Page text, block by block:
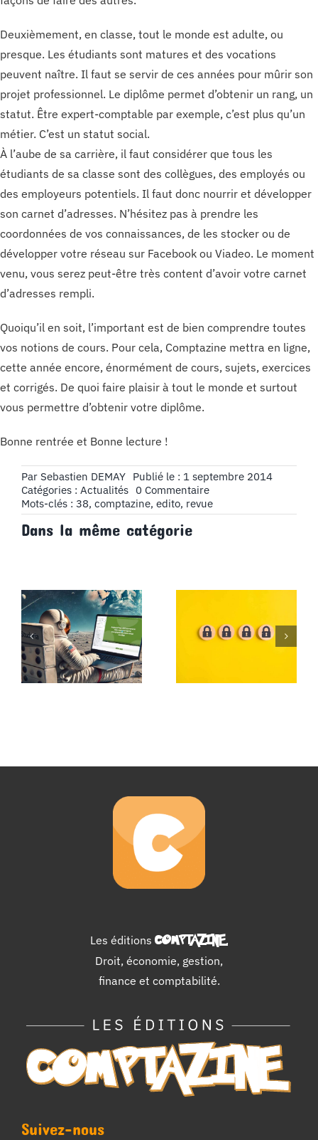
Deuxièmement, en classe, tout le monde est adulte, ou
presque. Les étudiants sont matures et des vocations
peuvent naître. Il faut se servir de ces années pour mûrir son
projet professionnel. Le diplôme permet d’obtenir un rang, un
statut. Être expert-comptable par exemple, c’est plus qu’un
métier. C’est un statut social.
À l’aube de sa carrière, il faut considérer que tous les
étudiants de sa classe sont des collègues, des employés ou
des employeurs potentiels. Il faut donc nourrir et développer
son carnet d’adresses. N’hésitez pas à prendre les
coordonnées de vos connaissances, de les stocker ou de
développer votre réseau sur Facebook ou Viadeo. Le moment
venu, vous serez peut-être très content d’avoir votre carnet
d’adresses rempli.
Quoiqu’il en soit, l’important est de bien comprendre toutes
vos notions de cours. Pour cela, Comptazine mettra en ligne,
cette année encore, énormément de cours, sujets, exercices
et corrigés. De quoi faire plaisir à tout le monde et surtout
vous permettre d’obtenir votre diplôme.
Bonne rentrée et Bonne lecture !
Par Sebastien DEMAY Publié le : 1 septembre 2014
Catégories : Actualités 0 Commentaireon
Édito
revue
Mots-clés : 38, comptazine, edito, revue
Dans la même catégorie
Cours BTS CG
: Votre
plateforme
d’apprentissage
complète
pour le BTS
Comptabilité
et Gestion
protéger ses
Les éditions COMPTAZINE.
Droit, économie, gestion,
finance et comptabilité.
Suivez-nous